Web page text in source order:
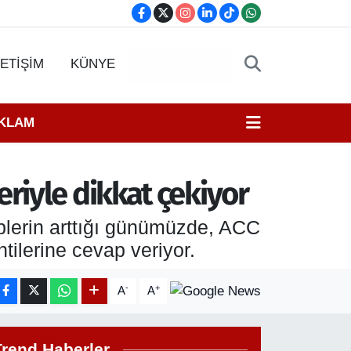
KÜNYE
dikkat çekiyor
arttığı günümüzde, ACC
cevap veriyor.
A- A+